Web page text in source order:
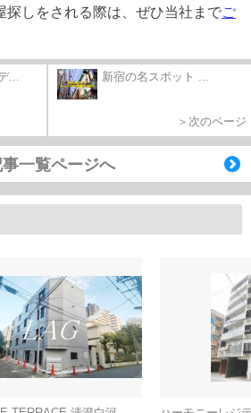
探しをされる際は、ぜひ当社までご
... 新宿の名スポット ...
＞次のページ
一覧ページへ